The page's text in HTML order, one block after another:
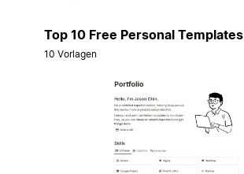
Top 10 Free Personal Templates
10 Vorlagen